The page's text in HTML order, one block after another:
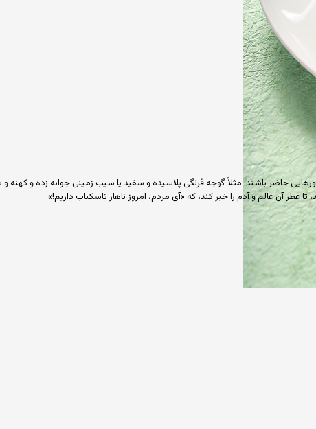
حاضر باشند. مثلاً گوجه فرنگی پلاسیده و سفید یا سیب زمینی جوانه زده و کهنه و
عطر آن عالم و آدم را خبر کند، که «آی مردم، امروز ناهار تاسکباب داریم!»